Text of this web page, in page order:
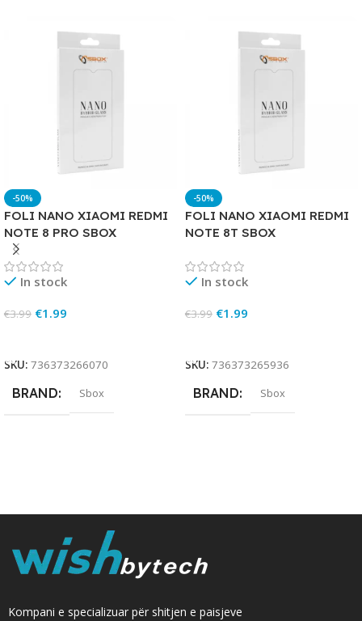
-50%
FOLI NANO XIAOMI REDMI
NOTE 8 PRO SBOX
In stock
€3.99 €1.99
SKU: 736373266070
BRAND Sbox
-50%
FOLI NANO XIAOMI REDMI
NOTE 8T SBOX
In stock
€3.99 €1.99
SKU: 736373265936
BRAND Sbox
Kompani e specializuar për shitjen e paisjeve